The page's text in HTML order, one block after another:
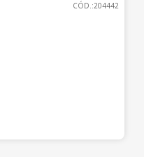
CÓD.:204442